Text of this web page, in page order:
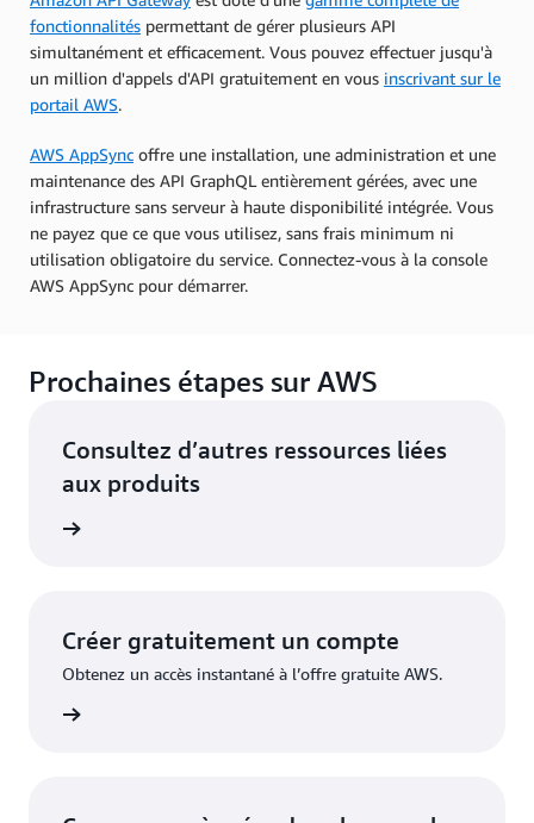
fonctionnalités permettant de gérer plusieurs API
simultanément et efficacement. Vous pouvez effectuer jusqu'à
un million d'appels d'API gratuitement en vous inscrivant sur le
portail AWS.
AWS AppSync offre une installation, une administration et une
maintenance des API GraphQL entièrement gérées, avec une
infrastructure sans serveur à haute disponibilité intégrée. Vous
ne payez que ce que vous utilisez, sans frais minimum ni
utilisation obligatoire du service. Connectez-vous à la console
AWS AppSync pour démarrer.
Prochaines étapes sur AWS
Consultez d’autres ressources liées
aux produits
Créer gratuitement un compte
Obtenez un accès instantané à l’offre gratuite AWS.